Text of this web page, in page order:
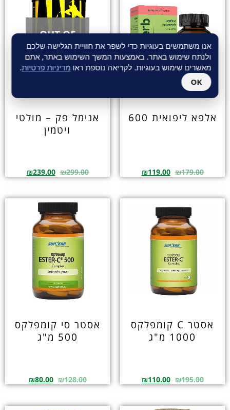
אלפא ליפואית 600
₪179.00
₪119.00
OUT OF
STOCK
אנימל פק – מולטי
ויטמין
₪299.00
₪239.00
אסטר C קומפלקס
1000 מ"ג
₪195.00
₪110.00
אסטר סי קומפלקס
500 מ"ג
₪128.00
₪80.00
אנו משתמשים בעוגיות כדי לשפר את חוויית הגלישה שלכם
ולנתח שימוש באתר. באמצעות המשך השימוש באתר, אתם
מאשרים שימוש בעוגיות. לקריאה נוספת ראו מדיניות פרטיות.
OK